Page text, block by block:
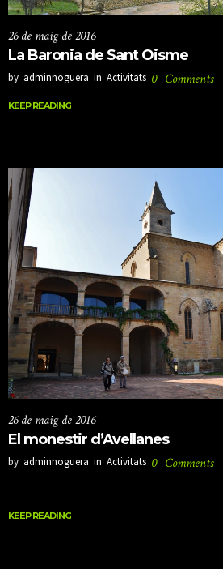
26 de maig de 2016
La Baronia de Sant Oisme
by adminnoguera in Activitats 0 Comments
KEEP READING
26 de maig de 2016
El monestir d’Avellanes
by adminnoguera in Activitats 0 Comments
KEEP READING